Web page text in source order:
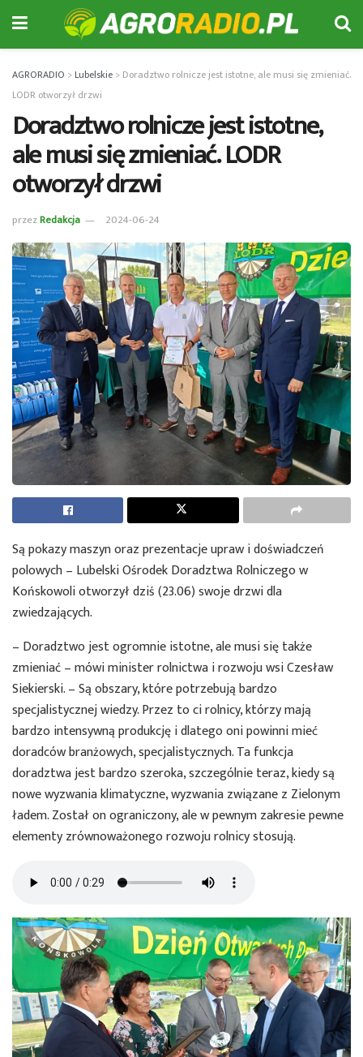
AGRORADIO >Lubelskie > Doradztwo rolnicze jest istotne, ale musi się zmieniać.
LODR otworzył drzwi
Doradztwo rolnicze jest istotne,
ale musi się zmieniać. LODR
otworzył drzwi
przezRedakcja 2024-06-24
Są pokazy maszyn oraz prezentacje upraw i doświadczeń
polowych – Lubelski Ośrodek Doradztwa Rolniczego w
Końskowoli otworzył dziś (23.06) swoje drzwi dla
zwiedzających.
– Doradztwo jest ogromnie istotne, ale musi się także
zmieniać – mówi minister rolnictwa i rozwoju wsi Czesław
Siekierski. – Są obszary, które potrzebują bardzo
specjalistycznej wiedzy. Przez to ci rolnicy, którzy mają
bardzo intensywną produkcję i dlatego oni powinni mieć
doradców branżowych, specjalistycznych. Ta funkcja
doradztwa jest bardzo szeroka, szczególnie teraz, kiedy są
nowe wyzwania klimatyczne, wyzwania związane z Zielonym
ładem. Został on ograniczony, ale w pewnym zakresie pewne
elementy zrównoważonego rozwoju rolnicy stosują.